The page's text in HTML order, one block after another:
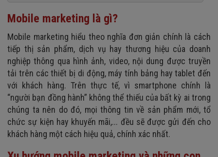
5. Sử dụng mã QR codes
7. Mobile app - based marketing (Marketing trong ứng
dụng)
8. Location - based marketing (Marketing dựa trên vị trí)
9. Mobile search ads (Quảng cáo tìm kiếm)
10. NFC (Kết nối không dây trường gần)
11. Email di động
12. Mạng xã hội di động
2. Clear - My Kool Việt Nam
Mobile marketing là gì?
Mobile marketing hiểu theo nghĩa đơn giản chính là cách
tiếp thị sản phẩm, dịch vụ hay thương hiệu của doanh
nghiệp thông qua hình ảnh, video, nội dung được truyền
tải trên các thiết bị di động, máy tính bảng hay tablet đến
với khách hàng. Trên thực tế, vì smartphone chính là
“người bạn đồng hành” không thể thiếu của bất kỳ ai trong
chúng ta nên do đó, mọi thông tin về sản phẩm mới, tổ
chức sự kiện hay khuyến mãi,... đều sẽ được gửi đến cho
khách hàng một cách hiệu quả, chính xác nhất.